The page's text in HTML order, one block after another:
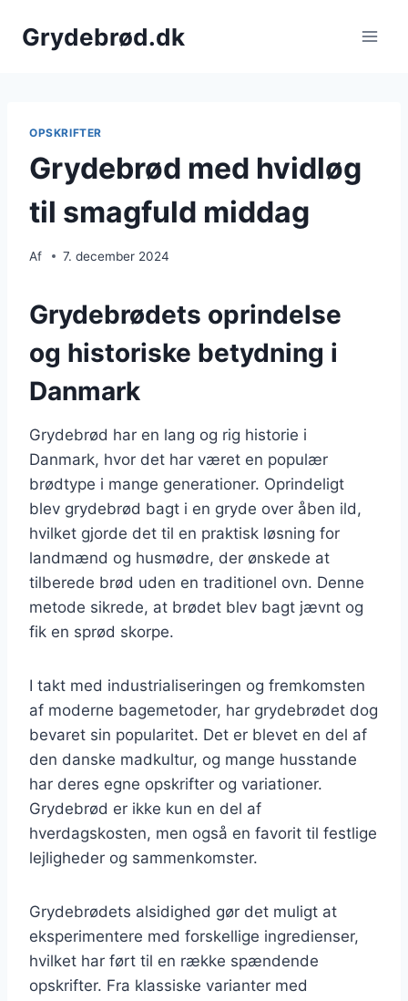
Grydebrød.dk
OPSKRIFTER
Grydebrød med hvidløg
til smagfuld middag
Af 7. december 2024
Grydebrødets oprindelse
og historiske betydning i
Danmark
Grydebrød har en lang og rig historie i
Danmark, hvor det har været en populær
brødtype i mange generationer. Oprindeligt
blev grydebrød bagt i en gryde over åben ild,
hvilket gjorde det til en praktisk løsning for
landmænd og husmødre, der ønskede at
tilberede brød uden en traditionel ovn. Denne
metode sikrede, at brødet blev bagt jævnt og
fik en sprød skorpe.
I takt med industrialiseringen og fremkomsten
af moderne bagemetoder, har grydebrødet dog
bevaret sin popularitet. Det er blevet en del af
den danske madkultur, og mange husstande
har deres egne opskrifter og variationer.
Grydebrød er ikke kun en del af
hverdagskosten, men også en favorit til festlige
lejligheder og sammenkomster.
Grydebrødets alsidighed gør det muligt at
eksperimentere med forskellige ingredienser,
hvilket har ført til en række spændende
opskrifter. Fra klassiske varianter med